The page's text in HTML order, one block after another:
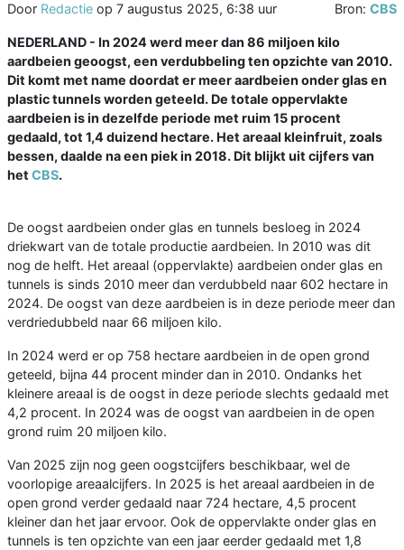
Door Redactie op 7 augustus 2025, 6:38 uur Bron: CBS
NEDERLAND - In 2024 werd meer dan 86 miljoen kilo
aardbeien geoogst, een verdubbeling ten opzichte van 2010.
Dit komt met name doordat er meer aardbeien onder glas en
plastic tunnels worden geteeld. De totale oppervlakte
aardbeien is in dezelfde periode met ruim 15 procent
gedaald, tot 1,4 duizend hectare. Het areaal kleinfruit, zoals
bessen, daalde na een piek in 2018. Dit blijkt uit cijfers van
het CBS.
De oogst aardbeien onder glas en tunnels besloeg in 2024
driekwart van de totale productie aardbeien. In 2010 was dit
nog de helft. Het areaal (oppervlakte) aardbeien onder glas en
tunnels is sinds 2010 meer dan verdubbeld naar 602 hectare in
2024. De oogst van deze aardbeien is in deze periode meer dan
verdriedubbeld naar 66 miljoen kilo.
In 2024 werd er op 758 hectare aardbeien in de open grond
geteeld, bijna 44 procent minder dan in 2010. Ondanks het
kleinere areaal is de oogst in deze periode slechts gedaald met
4,2 procent. In 2024 was de oogst van aardbeien in de open
grond ruim 20 miljoen kilo.
Van 2025 zijn nog geen oogstcijfers beschikbaar, wel de
voorlopige areaalcijfers. In 2025 is het areaal aardbeien in de
open grond verder gedaald naar 724 hectare, 4,5 procent
kleiner dan het jaar ervoor. Ook de oppervlakte onder glas en
tunnels is ten opzichte van een jaar eerder gedaald met 1,8